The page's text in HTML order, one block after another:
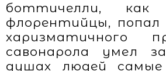
боттичелли,
флорентийцы, попал
харизматичного
савонарола умел
душах людей